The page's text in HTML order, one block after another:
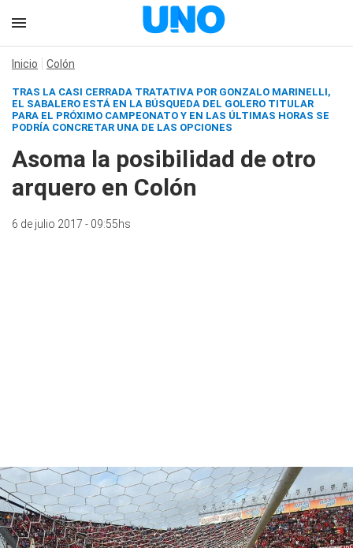
Inicio Colón
TRAS LA CASI CERRADA TRATATIVA POR GONZALO MARINELLI,
EL SABALERO ESTÁ EN LA BÚSQUEDA DEL GOLERO TITULAR
PARA EL PRÓXIMO CAMPEONATO Y EN LAS ÚLTIMAS HORAS SE
PODRÍA CONCRETAR UNA DE LAS OPCIONES
Asoma la posibilidad de otro
arquero en Colón
6 de julio 2017 - 09:55hs